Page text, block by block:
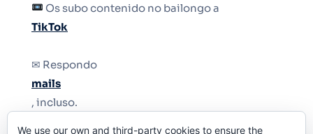
Os subo contenido no bailongo a
TikTok
✉ Respondo
mails
, incluso.
Y si una persona no puede tener teléfono, que
We use our own and third-party cookies to ensure the